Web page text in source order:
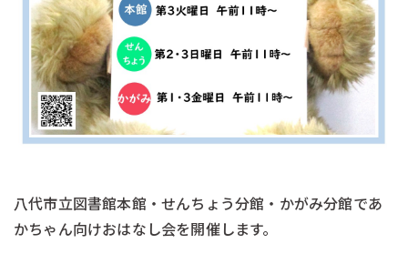
八代市立図書館本館・せんちょう分館・かがみ分館であ
かちゃん向けおはなし会を開催します。